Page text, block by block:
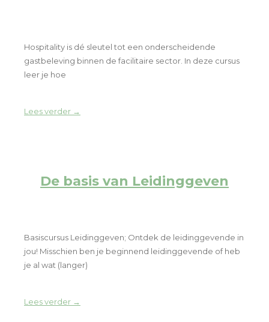
Hospitality is dé sleutel tot een onderscheidende
gastbeleving binnen de facilitaire sector. In deze cursus
leer je hoe
Lees verder →
De basis van Leidinggeven
Basiscursus Leidinggeven; Ontdek de leidinggevende in
jou! Misschien ben je beginnend leidinggevende of heb
je al wat (langer)
Lees verder →